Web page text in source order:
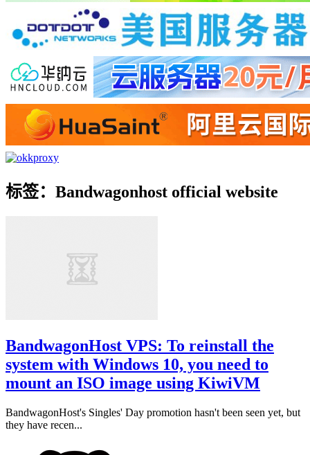
标签：Bandwagonhost official website
BandwagonHost VPS: To reinstall the
system with Windows 10, you need to
mount an ISO image using KiwiVM
BandwagonHost's Singles' Day promotion hasn't been seen yet, but
they have recen...